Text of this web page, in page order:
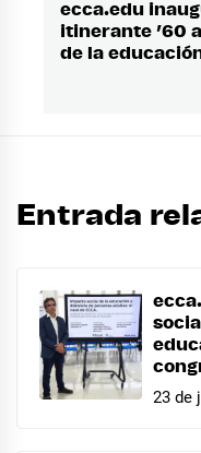
Entrada
siguiente:
ecca.edu
itinerante ’60
de la
Entrada
23 de